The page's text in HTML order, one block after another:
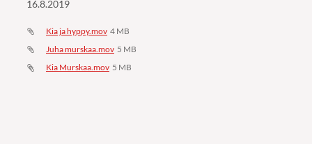
16.8.2019
Kia ja hyppy.mov 4 MB
Juha murskaa.mov 5 MB
Kia Murskaa.mov 5 MB